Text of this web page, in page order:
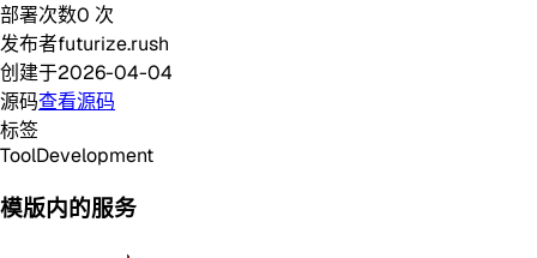
部署次数0 次
发布者futurize.rush
创建于2026-04-04
源码查看源码
标签
ToolDevelopment
模版内的服务